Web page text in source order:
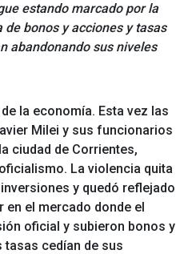
estando marcado por la
bonos y acciones y tasas
abandonando sus niveles
la economía. Esta vez las
Milei y sus funcionarios
ciudad de Corrientes,
La violencia quita
y quedó reflejado
en el mercado donde el
oficial y subieron bonos y
tasas cedían de sus